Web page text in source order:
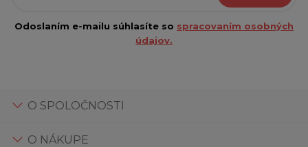
Odoslaním e-mailu súhlasíte so spracovaním osobných
údajov.
O SPOLOČNOSTI
O NÁKUPE